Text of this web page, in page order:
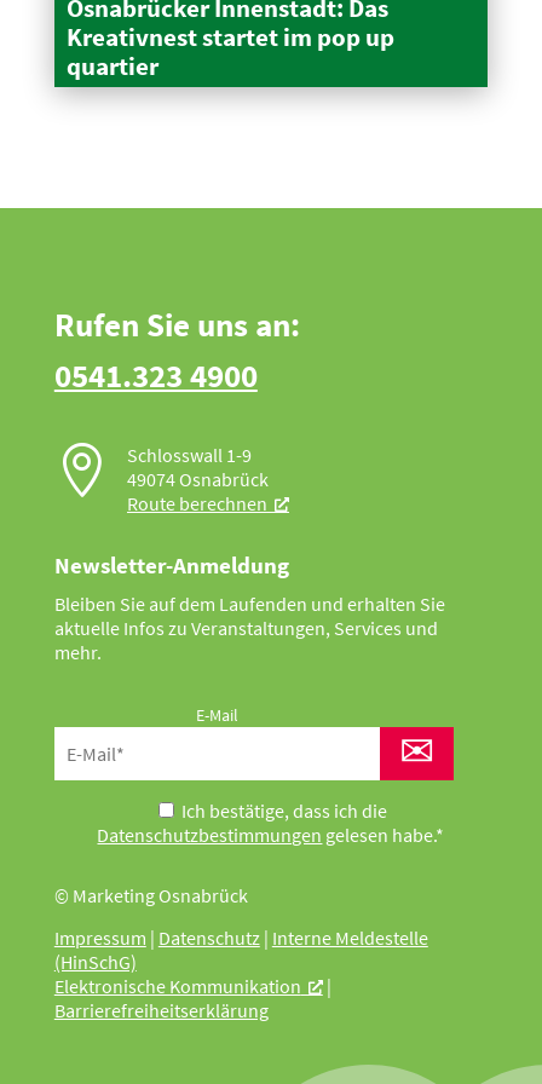
Osnabrücker Innen­stadt: Das
Kreativnest startet im pop up
quartier
Rufen Sie uns an:
0541.323 4900

Schlosswall 1-9
49074 Osnabrück
Route berechnen
Newsletter-Anmeldung
Bleiben Sie auf dem Laufenden und erhalten Sie
aktuelle Infos zu Veranstaltungen, Services und
mehr.
E-Mail
✉
Ich bestätige, dass ich die
Datenschutzbestimmungen gelesen habe.*
© Marketing Osnabrück
Impressum | Datenschutz| Interne Meldestelle
(HinSchG)
Elektronische Kommunikation
|
Barrierefreiheitserklärung